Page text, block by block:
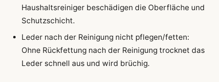
Haushaltsreiniger beschädigen die Oberfläche und
Schutzschicht.
Leder nach der Reinigung nicht pflegen/fetten:
Ohne Rückfettung nach der Reinigung trocknet das
Leder schnell aus und wird brüchig.